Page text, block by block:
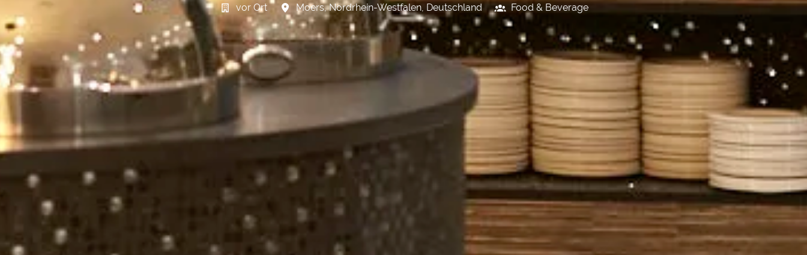
vor Ort Moers, Nordrhein-Westfalen, Deutschland Food & Beverage